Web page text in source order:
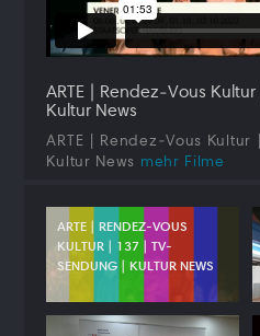
ARTE | Rendez-Vous
Kultur News
ARTE | Rendez-Vous
Kultur News mehr Filme
ARTE | RENDEZ-VOUS
KULTUR | 137 | TV-
SENDUNG | KULTUR NEWS